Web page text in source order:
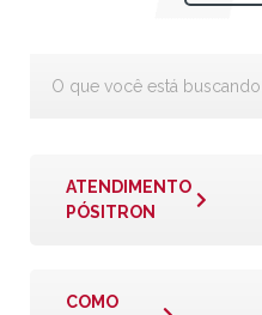
ATENDIMENTO
PÓSITRON
COMO